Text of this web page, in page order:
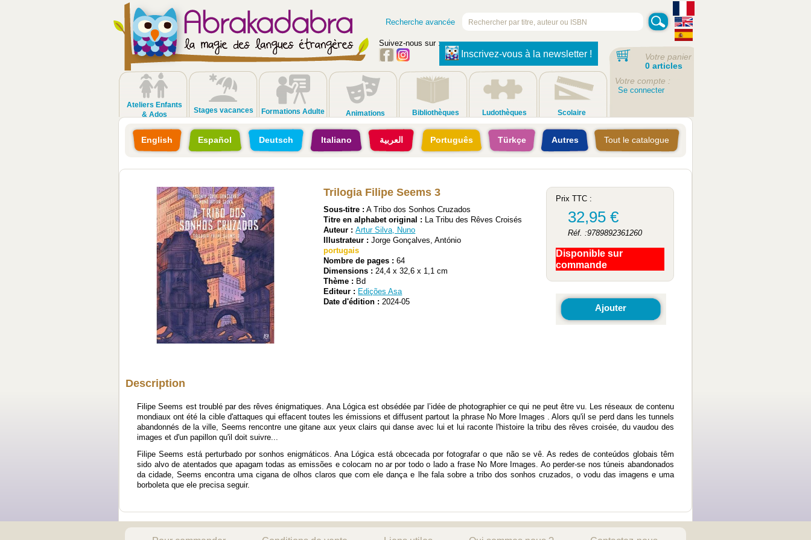
Recherche avancée
Suivez-nous sur :
Inscrivez-vous à la newsletter !
Ateliers Enfants
& Ados
Stages vacances Formations Adulte Animations Bibliothèques Ludothèques Scolaire
Votre panier
0 articles
Votre compte :
Se connecter
English Español Deutsch Italiano العربية Português Türkçe Autres Tout le catalogue
Trilogia Filipe Seems 3
Sous-titre : A Tribo dos Sonhos Cruzados
Titre en alphabet original : La Tribu des Rêves Croisés
Auteur :Artur Silva, Nuno
Illustrateur : Jorge Gonçalves, António
portugais
Nombre de pages : 64
Dimensions : 24,4 x 32,6 x 1,1 cm
Thème : Bd
Editeur : Edições Asa
Date d'édition : 2024-05
Prix TTC :
32,95 €
Réf. :9789892361260
Disponible sur
commande
Ajouter
Description
Filipe Seems est troublé par des rêves énigmatiques. Ana Lógica est obsédée par l’idée de photographier ce qui ne peut être vu. Les réseaux de contenu
mondiaux ont été la cible d'attaques qui effacent toutes les émissions et diffusent partout la phrase No More Images . Alors qu'il se perd dans les tunnels
abandonnés de la ville, Seems rencontre une gitane aux yeux clairs qui danse avec lui et lui raconte l'histoire la tribu des rêves croisée, du vaudou des
images et d'un papillon qu'il doit suivre...
Filipe Seems está perturbado por sonhos enigmáticos. Ana Lógica está obcecada por fotografar o que não se vê. As redes de conteúdos globais têm
sido alvo de atentados que apagam todas as emissões e colocam no ar por todo o lado a frase No More Images. Ao perder-se nos túneis abandonados
da cidade, Seems encontra uma cigana de olhos claros que com ele dança e lhe fala sobre a tribo dos sonhos cruzados, o vodu das imagens e uma
borboleta que ele precisa seguir.